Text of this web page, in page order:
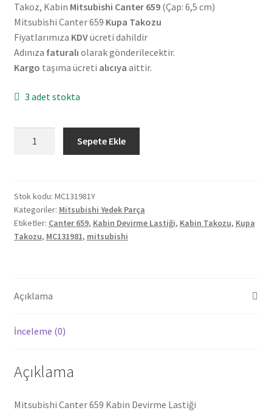
Takoz, Kabin Mitsubishi Canter 659 (Çap: 6,5 cm)
Mitsubishi Canter 659 Kupa Takozu
Fiyatlarımıza KDVücreti dahildir
Adınıza faturalı olarak gönderilecektir.
Kargo taşıma ücreti alıcıya aittir.
3 adet stokta
Devirme
Lastiği
adet
Sepete Ekle
Stok kodu: MC131981Y
Kategoriler: Mitsubishi Yedek Parça
Etiketler: Canter 659, Kabin Devirme Lastiği, Kabin Takozu, Kupa
Takozu, MC131981, mitsubishi
Açıklama
İnceleme (0)
Açıklama
Mitsubishi Canter 659 Kabin Devirme Lastiği